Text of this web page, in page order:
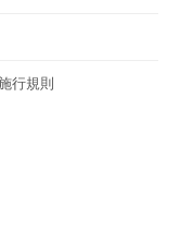
行規則